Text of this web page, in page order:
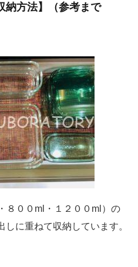
納方法】（参考まで
８００ml・１２００ml）の
に重ねて収納しています。